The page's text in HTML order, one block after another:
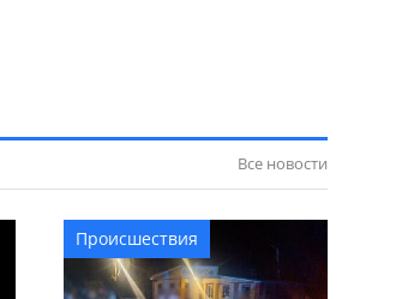
Все новости
Происшествия